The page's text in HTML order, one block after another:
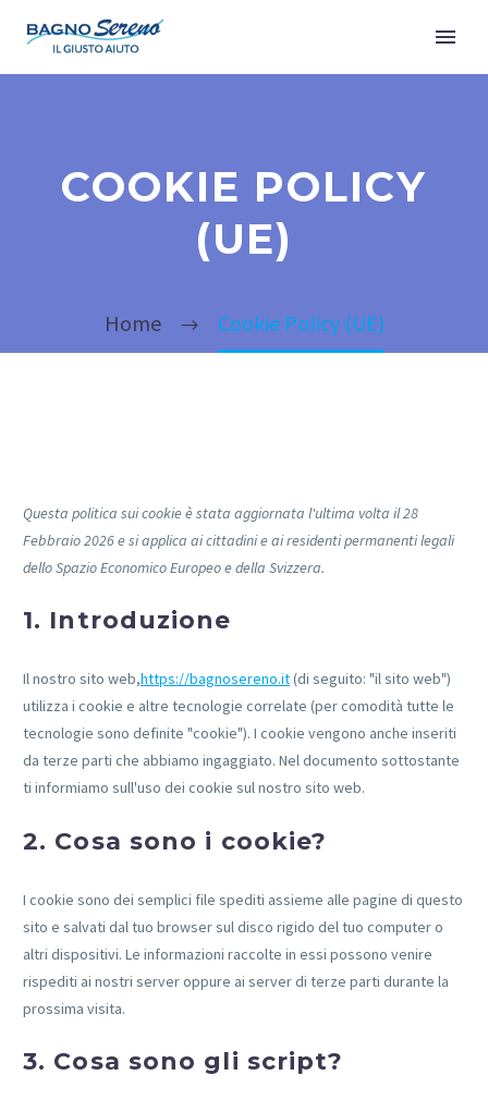
COOKIE POLICY
(UE)
Home Cookie Policy (UE)
Questa politica sui cookie è stata aggiornata l'ultima volta il 28
Febbraio 2026 e si applica ai cittadini e ai residenti permanenti legali
dello Spazio Economico Europeo e della Svizzera.
1. Introduzione
Il nostro sito web,https://bagnosereno.it(di seguito: "il sito web")
utilizza i cookie e altre tecnologie correlate (per comodità tutte le
tecnologie sono definite "cookie"). I cookie vengono anche inseriti
da terze parti che abbiamo ingaggiato. Nel documento sottostante
ti informiamo sull'uso dei cookie sul nostro sito web.
2. Cosa sono i cookie?
I cookie sono dei semplici file spediti assieme alle pagine di questo
sito e salvati dal tuo browser sul disco rigido del tuo computer o
altri dispositivi. Le informazioni raccolte in essi possono venire
rispediti ai nostri server oppure ai server di terze parti durante la
prossima visita.
3. Cosa sono gli script?